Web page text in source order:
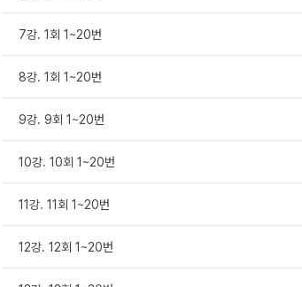
7강. 1회 1~20번
8강. 1회 1~20번
9강. 9회 1~20번
10강. 10회 1~20번
11강. 11회 1~20번
12강. 12회 1~20번